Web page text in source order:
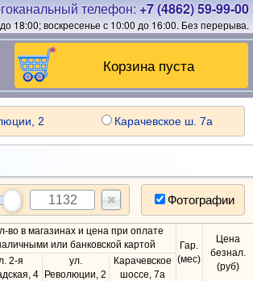
телефон: +7 (4862) 59-99-00
18:00; воскресенье с 10:00 до 16:00. Без перерыва.
Корзина пуста
2 Карачевское ш. 7а
Фотографии
во в магазинах и цена при оплате
или банковской картой
Гар.
(мес)
Цена
безнал.
(руб)
2-я
4
ул.
Революции, 2
Карачевское
шоссе, 7а